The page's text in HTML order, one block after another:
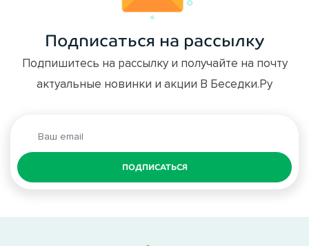
Подписаться на рассылку
Подпишитесь на рассылку и получайте на почту
актуальные новинки и акции В Беседки.Ру
ПОДПИСАТЬСЯ